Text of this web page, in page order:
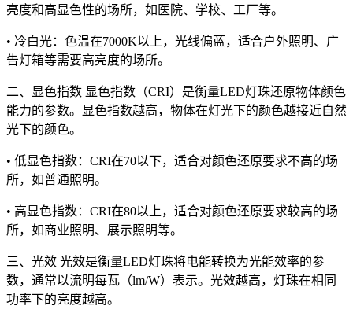
亮度和高显色性的场所，如医院、学校、工厂等。
• 冷白光：色温在7000K以上，光线偏蓝，适合户外照明、广
告灯箱等需要高亮度的场所。
二、显色指数 显色指数（CRI）是衡量LED灯珠还原物体颜色
能力的参数。显色指数越高，物体在灯光下的颜色越接近自然
光下的颜色。
• 低显色指数：CRI在70以下，适合对颜色还原要求不高的场
所，如普通照明。
• 高显色指数：CRI在80以上，适合对颜色还原要求较高的场
所，如商业照明、展示照明等。
三、光效 光效是衡量LED灯珠将电能转换为光能效率的参
数，通常以流明每瓦（lm/W）表示。光效越高，灯珠在相同
功率下的亮度越高。